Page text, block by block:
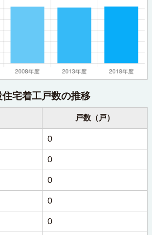
宅着工戸数の推移
戸数（戸）
0
0
0
0
0